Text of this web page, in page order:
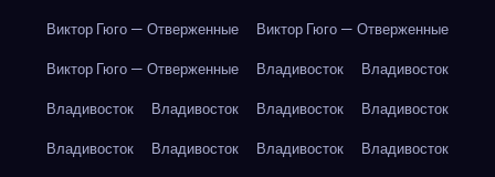
Виктор Гюго — Отверженные
Виктор Гюго — Отверженные
Виктор Гюго — Отверженные
Владивосток
Владивосток
Владивосток
Владивосток Владивосток
Владивосток
Владивосток
Владивосток Владивосток
Владивосток